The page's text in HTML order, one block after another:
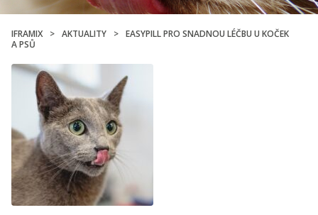
IFRAMIX > AKTUALITY > EASYPILL PRO SNADNOU LÉČBU U KOČEK
A PSŮ